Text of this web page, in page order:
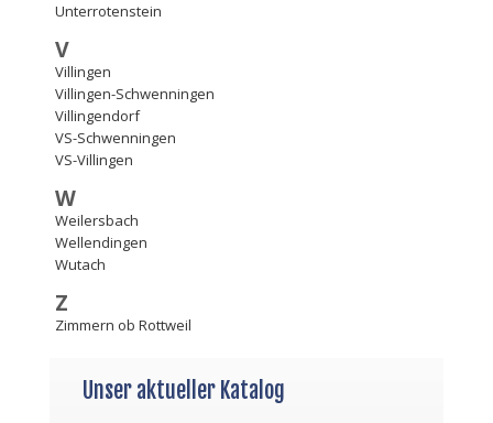
Unterrotenstein
V
Villingen
Villingen-Schwenningen
Villingendorf
VS-Schwenningen
VS-Villingen
W
Weilersbach
Wellendingen
Wutach
Z
Zimmern ob Rottweil
Unser aktueller Katalog